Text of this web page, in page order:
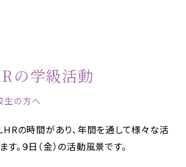
の学級活動
生の方へ
の時間があり、年間を通して様々な活
す。９日（金）の活動風景です。